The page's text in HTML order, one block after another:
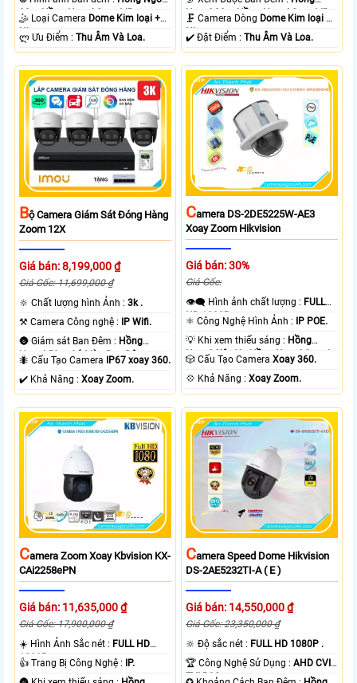
20m Hồng Ngoại Smart IR.
🤹 Loại Camera Dome Kim loại +
Nhựa.
️ლ Ưu Điểm :Thu Âm Và Loa.
Ngoại 20m Hồng Ngoại Smart IR.
🗜️ Camera Dòng Dome Kim loại +
Nhựa.
️✔️ Đặt Điểm :Thu Âm Và Loa.
BỘ Camera Giám Sát Đóng Hàng
Zoom 12X
Giá bán: 8,199,000 ₫
Giá Gốc: 11,699,000 ₫
🔆 Chất lượng hình Ảnh :3k .
⚒ Camera Công nghệ :
IP Wifi.
🌚 Giám sát Ban Đêm : Hồng
Ngoại 50m Có Màu Ban Ðêm.
🐜 Cấu Tạo Camera
IP67 xoay 360.
️✔️ Khả Năng :Xoay Zoom.
CAmera DS-2DE5225W-AE3
Xoay Zoom Hikvision
Giá bán: 30%
Giá Gốc:
👁️‍🗨 Hình ảnh chất lượng : FULL
HD 1080P .
⚛️ Công Nghệ Hình Ảnh :
IP POE.
💡 Khi xem thiếu sáng : Hồng
Ngoại Siêu Xa Hồng Ngoại Smart
🎲 Cấu Tạo CameraXoay 360.
️💠 Khả Năng :Xoay Zoom.
CAmera Zoom Xoay Kbvision KX-
CAi2258ePN
Giá bán: 11,635,000 ₫
Giá Gốc: 17,900,000 ₫
☀️ Hình Ảnh Sắc nét : FULL HD
1080P .
👍 Trang Bị Công Nghệ : IP.
CAmera Speed Dome Hikvision
DS-2AE5232TI-A ( E )
Giá bán: 14,550,000 ₫
Giá Gốc: 23,350,000 ₫
🔆 Độ sắc nét : FULL HD 1080P .
🏆 Công Nghệ Sử Dụng :AHD CVI
TVI BCS.